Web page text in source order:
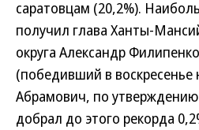
саратовцам (20,2%).
получил глава Ханты-
округа Александр
(победивший в воскресенье
Абрамович, по
добрал до этого рекорда